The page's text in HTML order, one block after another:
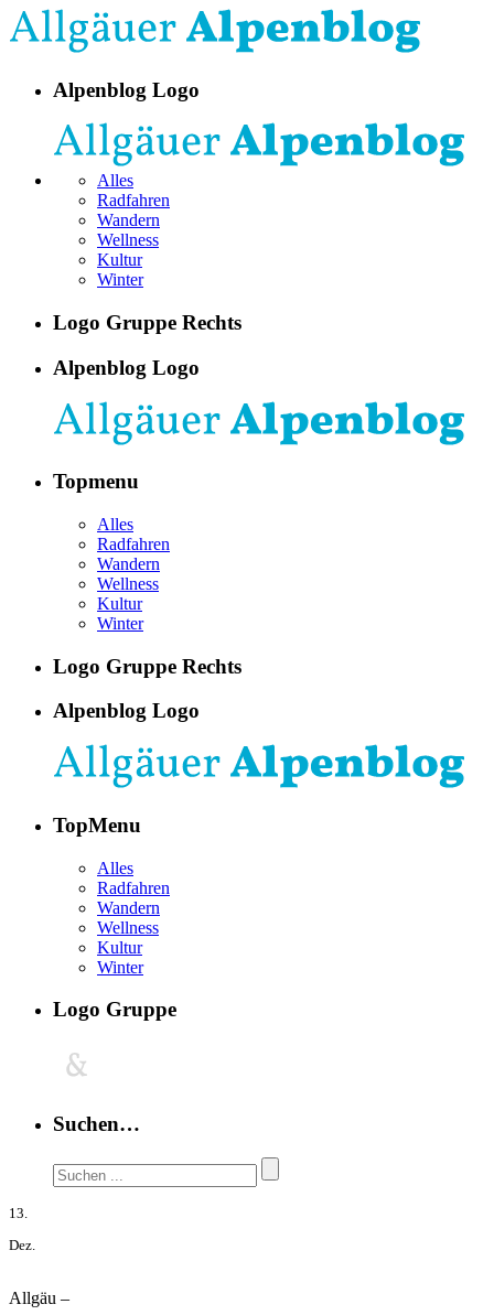
Alpenblog Logo
Alles
Radfahren
Wandern
Wellness
Kultur
Winter
Logo Gruppe Rechts
Alpenblog Logo
Topmenu
Alles
Radfahren
Wandern
Wellness
Kultur
Winter
Logo Gruppe Rechts
Alpenblog Logo
TopMenu
Alles
Radfahren
Wandern
Wellness
Kultur
Winter
Logo Gruppe
Suchen…
13.
Dez.
Allgäu –